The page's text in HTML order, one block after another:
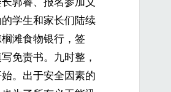
学生和家长们陆续
滩食物银行，签
免责书。九时整，
。出于安全因素的